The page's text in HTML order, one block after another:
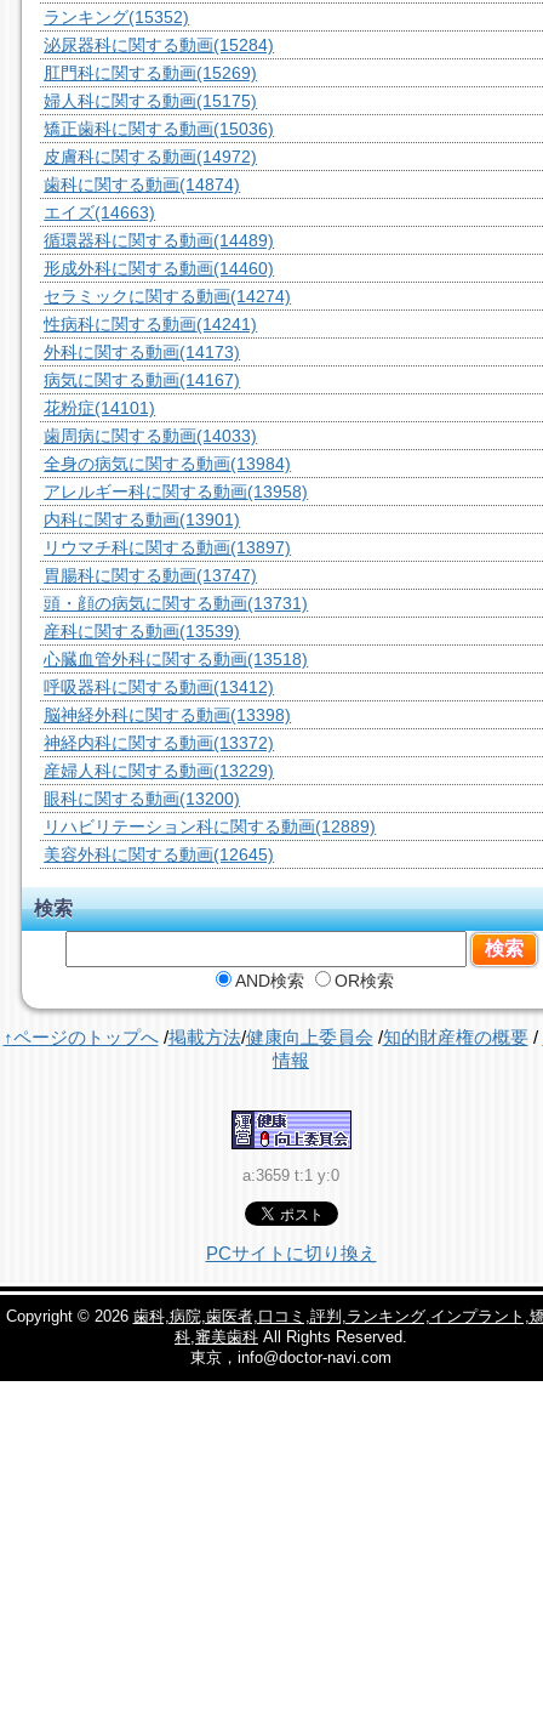
ランキング(15352)
泌尿器科に関する動画(15284)
肛門科に関する動画(15269)
婦人科に関する動画(15175)
矯正歯科に関する動画(15036)
皮膚科に関する動画(14972)
歯科に関する動画(14874)
エイズ(14663)
循環器科に関する動画(14489)
形成外科に関する動画(14460)
セラミックに関する動画(14274)
性病科に関する動画(14241)
外科に関する動画(14173)
病気に関する動画(14167)
花粉症(14101)
歯周病に関する動画(14033)
全身の病気に関する動画(13984)
アレルギー科に関する動画(13958)
内科に関する動画(13901)
リウマチ科に関する動画(13897)
胃腸科に関する動画(13747)
頭・顔の病気に関する動画(13731)
産科に関する動画(13539)
心臓血管外科に関する動画(13518)
呼吸器科に関する動画(13412)
脳神経外科に関する動画(13398)
神経内科に関する動画(13372)
産婦人科に関する動画(13229)
眼科に関する動画(13200)
リハビリテーション科に関する動画(12889)
美容外科に関する動画(12645)
検索
AND検索 OR検索
↑ページのトップへ/掲載方法/健康向上委員会 /知的財産権の概要/
情報
a:3659 t:1 y:0
PCサイトに切り換え
Copyright © 2026 歯科,病院,歯医者,口コミ,評判,ランキング,インプラント,
科,審美歯科 All Rights Reserved.
東京，info@doctor-navi.com